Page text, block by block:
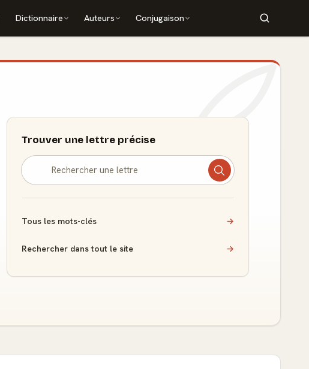
Dictionnaire Auteurs Conjugaison
Trouver une lettre précise
Tous les mots-clés →
Rechercher dans tout le site →